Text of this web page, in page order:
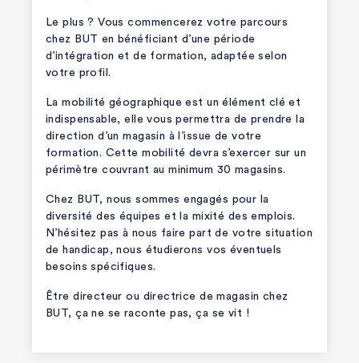
Le plus ? Vous commencerez votre parcours
chez BUT en bénéficiant d’une période
d’intégration et de formation, adaptée selon
votre profil.
La mobilité géographique est un élément clé et
indispensable, elle vous permettra de prendre la
direction d’un magasin à l’issue de votre
formation. Cette mobilité devra s’exercer sur un
périmètre couvrant au minimum 30 magasins.
Chez BUT, nous sommes engagés pour la
diversité des équipes et la mixité des emplois.
N’hésitez pas à nous faire part de votre situation
de handicap, nous étudierons vos éventuels
besoins spécifiques.
Être directeur ou directrice de magasin chez
BUT, ça ne se raconte pas, ça se vit !